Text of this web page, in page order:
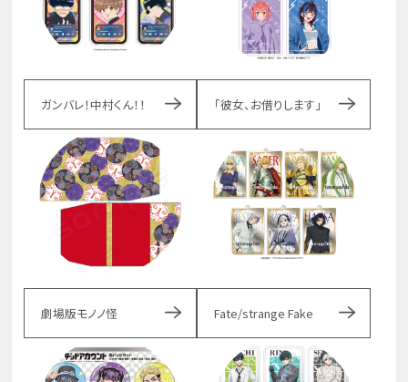
ガンバレ！中村くん！！ 「彼女、お借りします」
劇場版モノノ怪 Fate/strange Fake